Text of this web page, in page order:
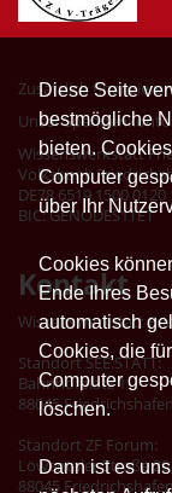
Diese Seite
bestmögliche
bieten.
Computer
über Ihr
Cookies
Ende Ihres
automatisch
Cookies, die
Computer
löschen.
Dann ist es
Zusätzlich
Unser
Wissenswerkstatt
Volksbank
DE78 6519 1500 0120
BIC: GENODES1TET
Kontakt
Wissenswerkstatt
Standort SEE.STATT:
Bahnhofplatz 1
88045 Friedrichshafen
Standort ZF Forum:
Löwentaler Straße 20
88045 Friedrichshafen